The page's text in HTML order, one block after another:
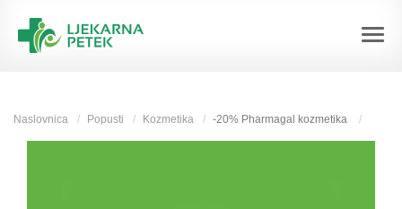
Naslovnica Popusti Kozmetika -20% Pharmagal kozmetika